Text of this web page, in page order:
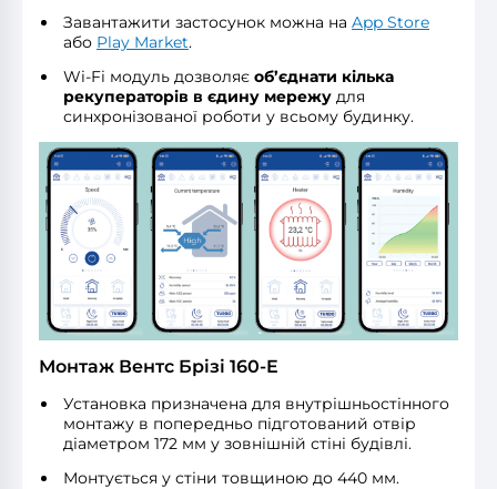
Завантажити застосунок можна на App Store
або Play Market.
Wi-Fi модуль дозволяє об’єднати кілька
рекуператорів в єдину мережу для
синхронізованої роботи у всьому будинку.
Монтаж Вентс Брізі 160-E
Установка призначена для внутрішньостінного
монтажу в попередньо підготований отвір
діаметром 172 мм у зовнішній стіні будівлі.
Монтується у стіни товщиною до 440 мм.